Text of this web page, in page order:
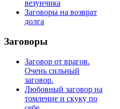
везунчика
Заговоры на возврат
долга
Заговоры
Заговор от врагов.
Очень сильный
заговор.
Любовный заговор на
томление и скуку по